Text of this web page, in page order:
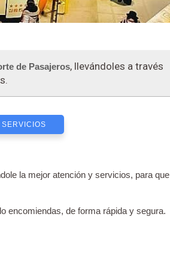
de Pasajeros, llevándoles a través
la mejor atención y servicios, para que
encomiendas, de forma rápida y segura.